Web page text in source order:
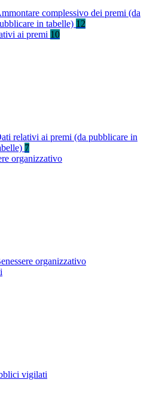
complessivo dei premi (da
in tabelle) 12
ai premi 10
relativi ai premi (da pubblicare in
7
organizzativo
organizzativo
vigilati